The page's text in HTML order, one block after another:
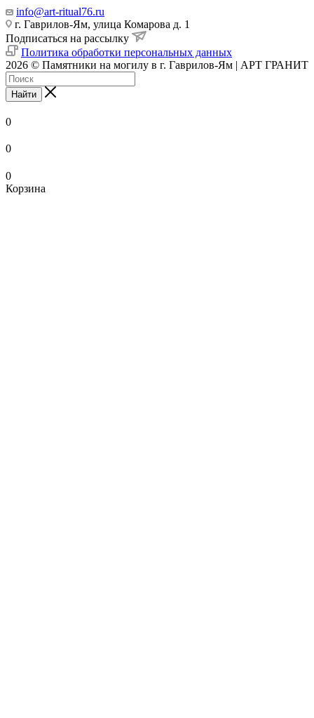
info@art-ritual76.ru
г. Гаврилов-Ям, улица Комарова д. 1
Подписаться на рассылку
Политика обработки персональных данных
2026 © Памятники на могилу в г. Гаврилов-Ям | АРТ ГРАНИТ
Найти
0
0
0
Корзина